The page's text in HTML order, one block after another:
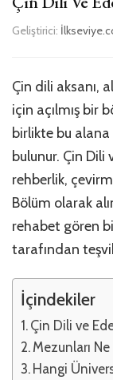
Geliştirici:
Çin dili aksanı,
için açılmış bir
birlikte bu alana
bulunur. Çin Dili
rehberlik,
Bölüm olarak
rehabet gören
tarafından
İçindekiler
Çin Dili ve
Mezunları
Hangi